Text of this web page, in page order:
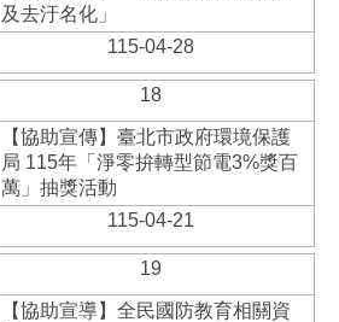
及去汙名化」
115-04-28
18
【協助宣傳】臺北市政府環境保護
局 115年「淨零拚轉型節電3%獎百
萬」抽獎活動
115-04-21
19
【協助宣導】全民國防教育相關資